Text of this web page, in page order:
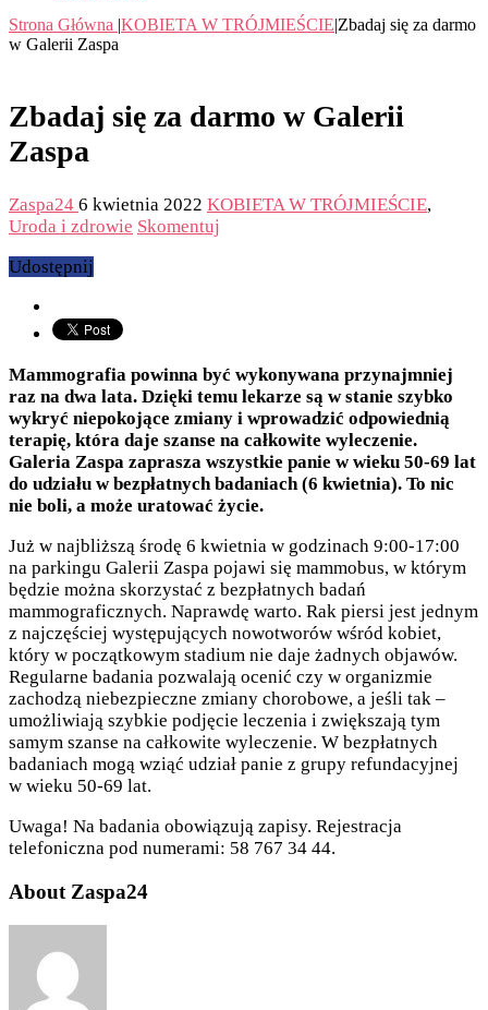
Strona Główna |KOBIETA W TRÓJMIEŚCIE|Zbadaj się za darmo
w Galerii Zaspa
Zbadaj się za darmo w Galerii
Zaspa
Zaspa24 6 kwietnia 2022 KOBIETA W TRÓJMIEŚCIE,
Uroda i zdrowie Skomentuj
Udostępnij
Mammografia powinna być wykonywana przynajmniej
raz na dwa lata. Dzięki temu lekarze są w stanie szybko
wykryć niepokojące zmiany i wprowadzić odpowiednią
terapię, która daje szanse na całkowite wyleczenie.
Galeria Zaspa zaprasza wszystkie panie w wieku 50-69 lat
do udziału w bezpłatnych badaniach (6 kwietnia). To nic
nie boli, a może uratować życie.
Już w najbliższą środę 6 kwietnia w godzinach 9:00-17:00
na parkingu Galerii Zaspa pojawi się mammobus, w którym
będzie można skorzystać z bezpłatnych badań
mammograficznych. Naprawdę warto. Rak piersi jest jednym
z najczęściej występujących nowotworów wśród kobiet,
który w początkowym stadium nie daje żadnych objawów.
Regularne badania pozwalają ocenić czy w organizmie
zachodzą niebezpieczne zmiany chorobowe, a jeśli tak –
umożliwiają szybkie podjęcie leczenia i zwiększają tym
samym szanse na całkowite wyleczenie. W bezpłatnych
badaniach mogą wziąć udział panie z grupy refundacyjnej
w wieku 50-69 lat.
Uwaga! Na badania obowiązują zapisy. Rejestracja
telefoniczna pod numerami: 58 767 34 44.
About Zaspa24